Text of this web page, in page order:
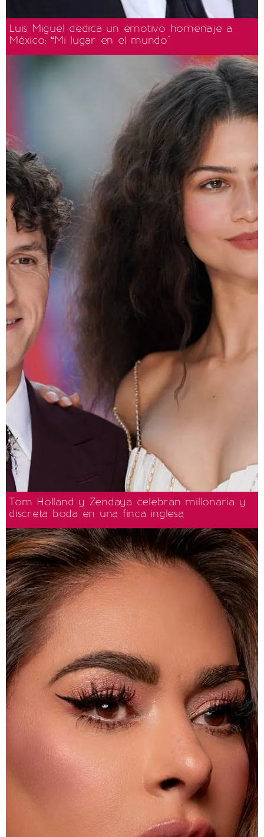
Luis Miguel dedica un emotivo homenaje a
México: “Mi lugar en el mundo"
Tom Holland y Zendaya celebran millonaria y
discreta boda en una finca inglesa